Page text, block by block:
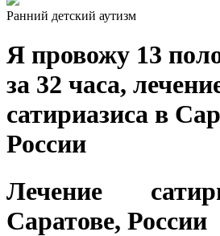
Ранний детский аутизм
Я провожу 13
за 32 часа,
сатириазиса в
России
Лечение
Саратове, России